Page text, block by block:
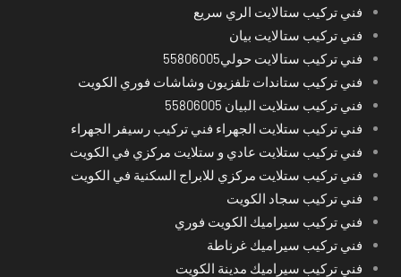
فني تركيب ستالايت الري سريع
فني تركيب ستالايت بيان
فني تركيب ستالايت حولي55806005
فني تركيب ستاندات تلفزيون وشاشات فوري الكويت
فني تركيب ستلايت البيان 55806005
فني تركيب ستلايت الجهراء فني تركيب رسيفر الجهراء
فني تركيب ستلايت عادي و ستلايت مركزي في الكويت
فني تركيب ستلايت مركزي للابراج السكنية في الكويت
فني تركيب سجاد الكويت
فني تركيب سيراميك الكويت فوري
فني تركيب سيراميك غرناطة
فني تركيب سيراميك مدينة الكويت